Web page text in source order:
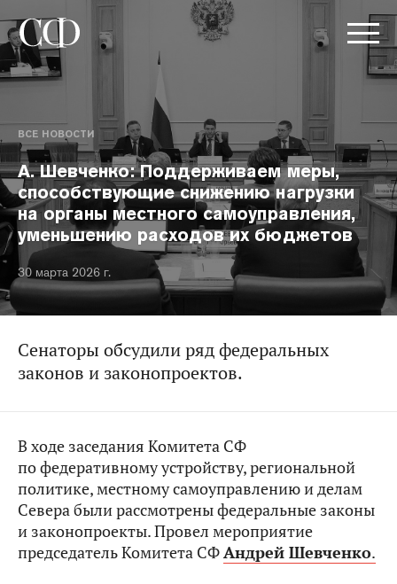
ВСЕ НОВОСТИ
А. Шевченко: Поддерживаем меры,
способствующие снижению нагрузки
на органы местного самоуправления,
уменьшению расходов их бюджетов
30 марта 2026 г.
Сенаторы обсудили ряд федеральных
законов и законопроектов.
В ходе заседания Комитета СФ
по федеративному устройству, региональной
политике, местному самоуправлению и делам
Севера были рассмотрены федеральные законы
и законопроекты. Провел мероприятие
председатель Комитета СФАндрей Шевченко.